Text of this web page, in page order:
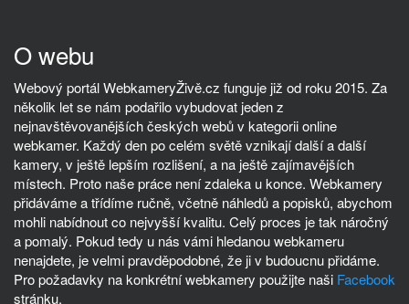
O webu
Webový portál WebkameryŽivě.cz funguje již od roku 2015. Za
několik let se nám podařilo vybudovat jeden z
nejnavštěvovanějších českých webů v kategorii online
webkamer. Každý den po celém světě vznikají další a další
kamery, v ještě lepším rozlišení, a na ještě zajímavějších
místech. Proto naše práce není zdaleka u konce. Webkamery
přidáváme a třídíme ručně, včetně náhledů a popisků, abychom
mohli nabídnout co nejvyšší kvalitu. Celý proces je tak náročný
a pomalý. Pokud tedy u nás vámi hledanou webkameru
nenajdete, je velmi pravděpodobné, že ji v budoucnu přidáme.
Pro požadavky na konkrétní webkamery použijte naši Facebook
stránku.